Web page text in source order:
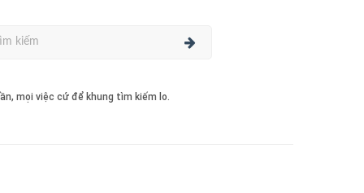
mọi việc cứ để khung tìm kiếm lo.